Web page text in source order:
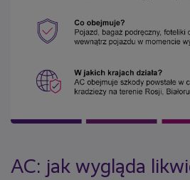
AC: jak wygląda